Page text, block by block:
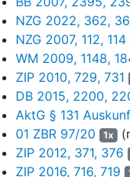
b. Die mit Beschluss
30.4.2018, Az. 5HK O
E… S… GmbH & . KG
ihrem Prüfungsbericht
die Stichtags- und
(Anlage AG 7)
Ergebnis, die auf €
Barabfindungsstelle
NZG 2022, 362,
NZG 2007, 112, 114
WM 2009, 1148,
ZIP 2010, 729, 731
DB 2015, 2200,
AktG § 131
01 ZBR 97/20 1x
ZIP 2012, 371, 376
ZIP 2016, 716, 719